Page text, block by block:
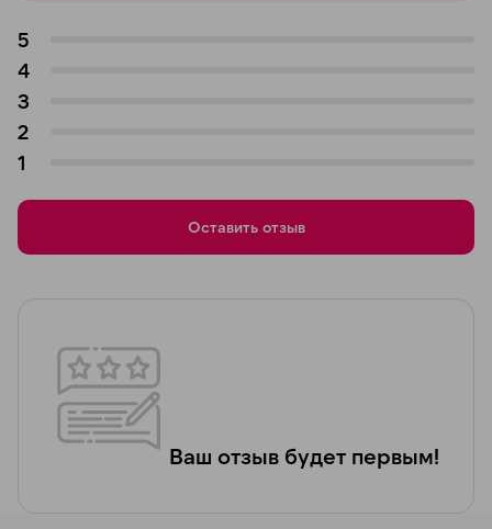
Ваш отзыв будет первым!
5
4
3
2
1
Оставить отзыв